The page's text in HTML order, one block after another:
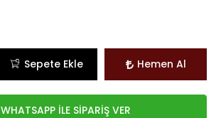
Sepete Ekle Hemen Al
WHATSAPP İLE SİPARİŞ VER